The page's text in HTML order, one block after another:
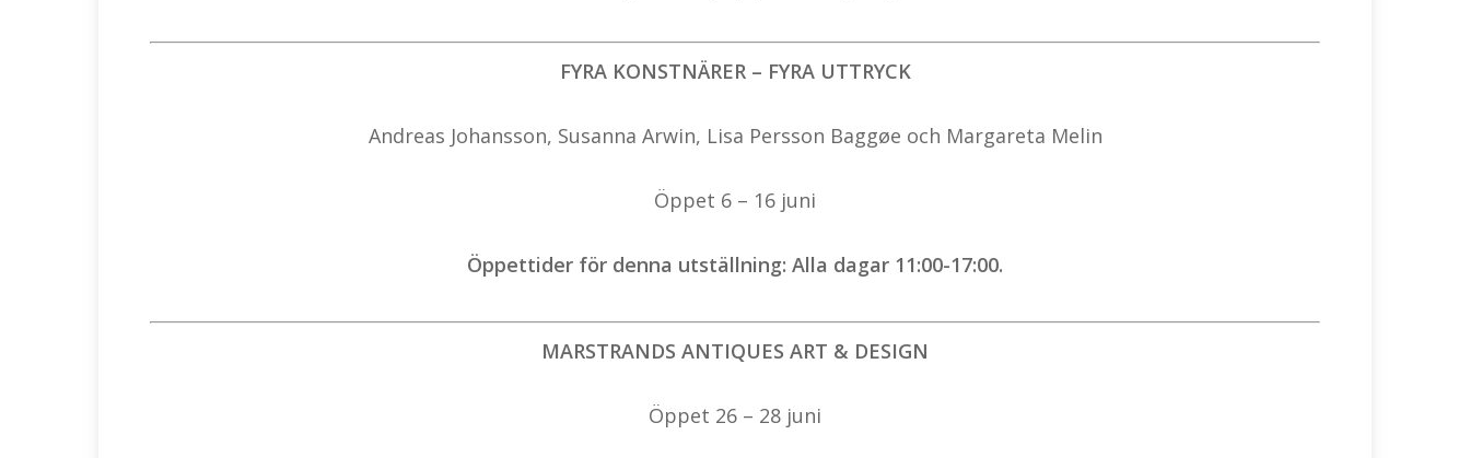
FYRA KONSTNÄRER – FYRA UTTRYCK
Andreas Johansson, Susanna Arwin, Lisa Persson Baggøe och Margareta Melin
Öppet 6 – 16 juni
Öppettider för denna utställning: Alla dagar 11:00-17:00.
MARSTRANDS ANTIQUES ART & DESIGN
Öppet 26 – 28 juni